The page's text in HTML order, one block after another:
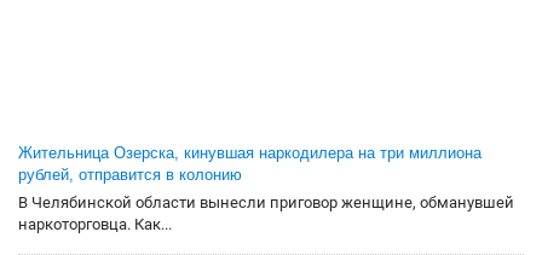
Жительница Озерска, кинувшая наркодилера на три миллиона
рублей, отправится в колонию
В Челябинской области вынесли приговор женщине, обманувшей
наркоторговца. Как...